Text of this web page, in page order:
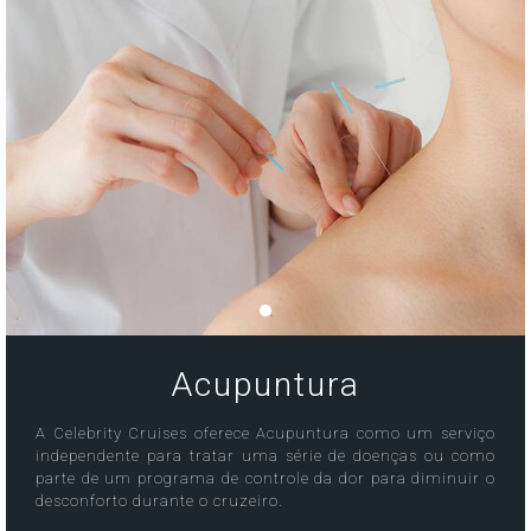
Acupuntura
A Celebrity Cruises oferece Acupuntura como um serviço
independente para tratar uma série de doenças ou como
parte de um programa de controle da dor para diminuir o
desconforto durante o cruzeiro.